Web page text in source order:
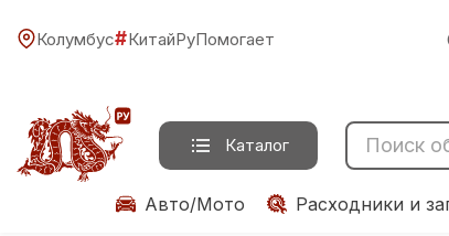
Колумбус#КитайРуПомогает
Каталог
Авто/Мото Расходники и